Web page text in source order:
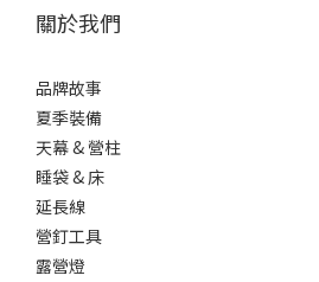
關於我們
品牌故事
夏季裝備
天幕 & 營柱
睡袋 & 床
延長線
營釘工具
露營燈